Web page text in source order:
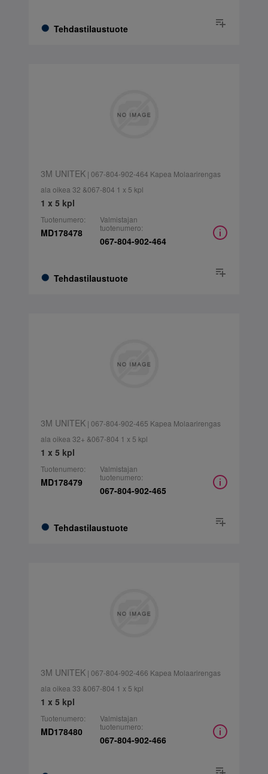
Tehdastilaustuote
3M UNITEK| 067-804-902-464 Kapea Molaarirengas
ala oikea 32 &067-804 1 x 5 kpl
1 x 5 kpl
Tuotenumero:
MD178478
Tehdastilaustuote
Valmistajan
tuotenumero:
067-804-902-464
3M UNITEK| 067-804-902-465 Kapea Molaarirengas
ala oikea 32+ &067-804 1 x 5 kpl
1 x 5 kpl
Tuotenumero:
MD178479
Tehdastilaustuote
Valmistajan
tuotenumero:
067-804-902-465
3M UNITEK| 067-804-902-466 Kapea Molaarirengas
ala oikea 33 &067-804 1 x 5 kpl
1 x 5 kpl
Tuotenumero:
MD178480
Valmistajan
tuotenumero:
067-804-902-466